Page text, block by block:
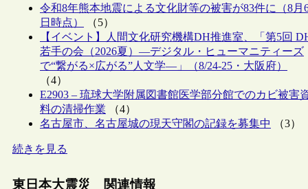
令和8年熊本地震による文化財等の被害が83件に（8月
日時点）
（5）
【イベント】人間文化研究機構DH推進室、「第5回
若手の会（2026夏）―デジタル・ヒューマニティーズ
で“繋がる×広がる”人文学―」（8/24-25・大阪府）
（4）
E2903 – 琉球大学附属図書館医学部分館でのカビ被害
料の清掃作業 （4）
名古屋市、名古屋城の現天守閣の記録を募集中
（3）
続きを見る
東日本大震災 関連情報